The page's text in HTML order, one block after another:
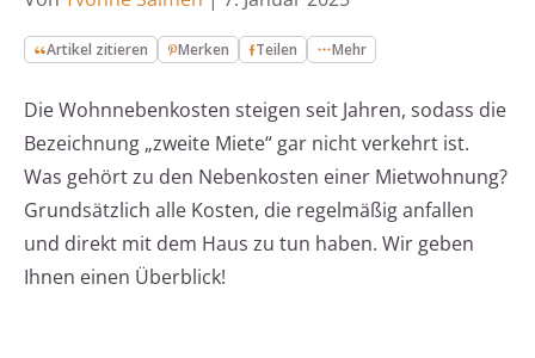
Artikel zitieren Merken Teilen Mehr
Die Wohnnebenkosten steigen seit Jahren, sodass die
Bezeichnung „zweite Miete“ gar nicht verkehrt ist.
Was gehört zu den Nebenkosten einer Mietwohnung?
Grundsätzlich alle Kosten, die regelmäßig anfallen
und direkt mit dem Haus zu tun haben. Wir geben
Ihnen einen Überblick!